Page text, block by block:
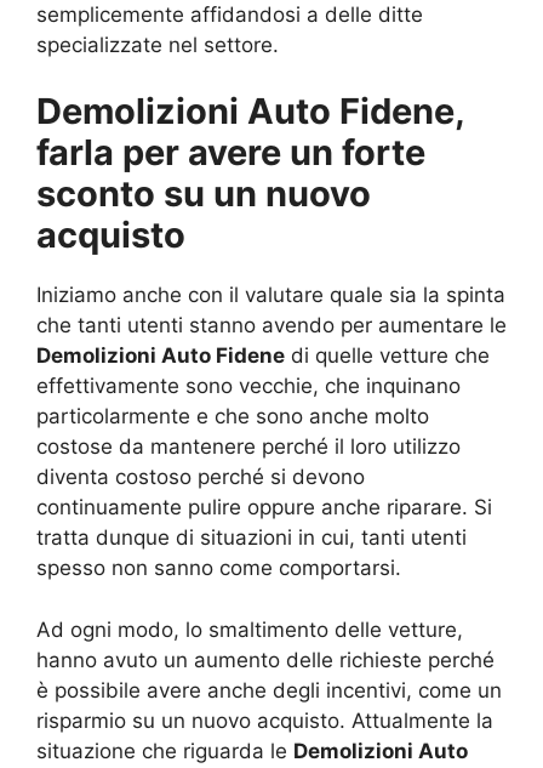
semplicemente affidandosi a delle ditte
specializzate nel settore.
Demolizioni Auto Fidene,
farla per avere un forte
sconto su un nuovo
acquisto
Iniziamo anche con il valutare quale sia la spinta
che tanti utenti stanno avendo per aumentare le
Demolizioni Auto Fidene di quelle vetture che
effettivamente sono vecchie, che inquinano
particolarmente e che sono anche molto
costose da mantenere perché il loro utilizzo
diventa costoso perché si devono
continuamente pulire oppure anche riparare. Si
tratta dunque di situazioni in cui, tanti utenti
spesso non sanno come comportarsi.
Ad ogni modo, lo smaltimento delle vetture,
hanno avuto un aumento delle richieste perché
è possibile avere anche degli incentivi, come un
risparmio su un nuovo acquisto. Attualmente la
situazione che riguarda le Demolizioni Auto